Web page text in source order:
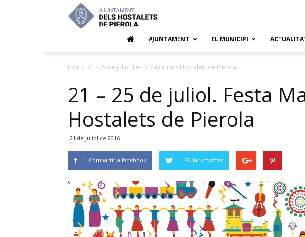
Hostalets
de
AJUNTAMENT EL MUNICIPI
Inici 21 - 25 de juliol. Festa Major dels Hostalets de Pierola
21 – 25 de juliol. Festa
Hostalets de Pierola
21 de juliol de 2016
Compartir a facebook Piular a twitter